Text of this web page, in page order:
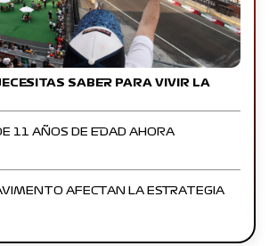
SABER PARA VIVIR LA
11 AÑOS DE EDAD AHORA
AFECTAN LA ESTRATEGIA